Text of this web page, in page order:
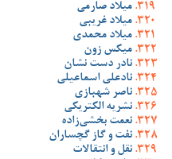
میلاد صارمی
میلاد غریبی
میلاد محمدی
میکس زون
نادر دست نشان
نادعلی اسماعیلی
ناصر شهبازی
نشریه الکتریکی
نعمت بخشی‌زاده
نفت و گاز گچساران
نقل و انتقالات